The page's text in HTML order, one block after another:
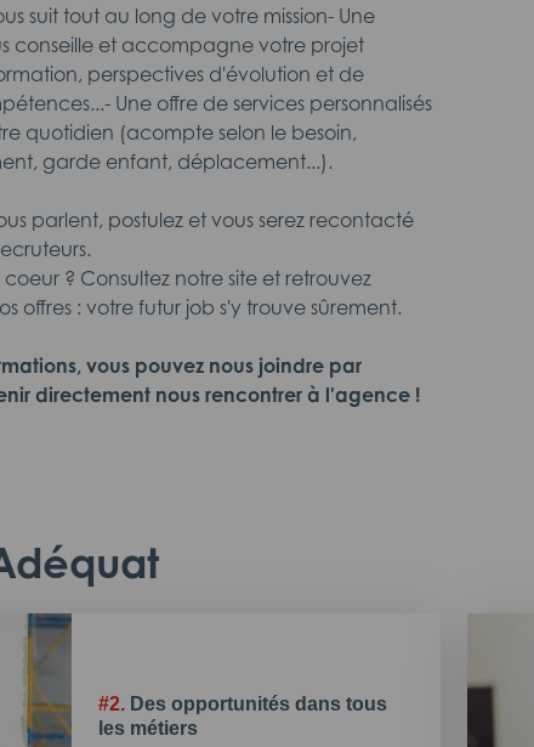
suit tout au long de votre mission- Une
conseille et accompagne votre projet
perspectives d'évolution et de
Une offre de services personnalisés
quotidien (acompte selon le besoin,
garde enfant, déplacement...).
parlent, postulez et vous serez recontacté
? Consultez notre site et retrouvez
offres : votre futur job s'y trouve sûrement.
vous pouvez nous joindre par
directement nous rencontrer à l'agence !
#2. Des opportunités dans tous
les métiers